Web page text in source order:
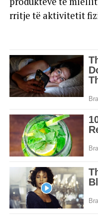
rritje të aktivitetit